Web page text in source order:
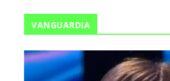
VANGUARDIA